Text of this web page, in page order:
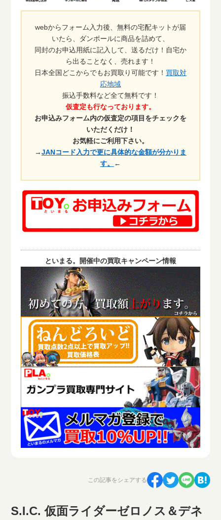
webからフォーム入力後、無料の宅配キットが届
いたら、ダンボールに商品を詰めて、
同封のお申込用紙に記入して、送るだけ！自宅か
ら出ることなく、売れます！
日本全国どこからでもお買取り可能です！ 買取対
応地域
振込手数料など全て無料です！
仮査定も行なっております。
お申込みフォーム内の仮査定の項目をチェックを
いただくだけ！
お気軽にご利用下さい。
→JANコード入力で更に具体的な金額が分かりま
す。
←
といまる。開催中の買取キャンペーン情報
この記事をシェアする
S.I.C. 仮面ライダーゼロノス＆デネ